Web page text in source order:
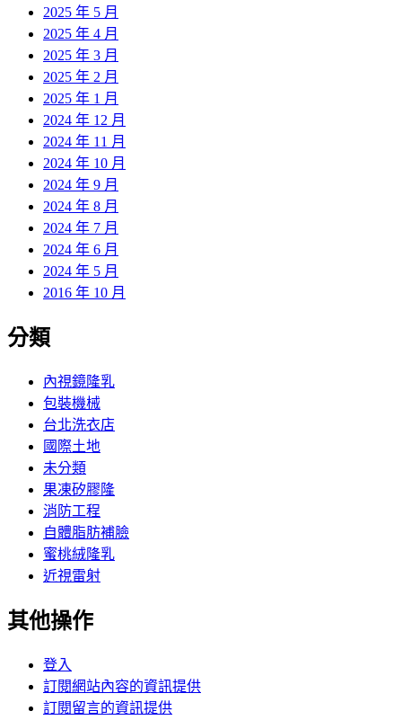
2025 年 5 月
2025 年 4 月
2025 年 3 月
2025 年 2 月
2025 年 1 月
2024 年 12 月
2024 年 11 月
2024 年 10 月
2024 年 9 月
2024 年 8 月
2024 年 7 月
2024 年 6 月
2024 年 5 月
2016 年 10 月
分類
內視鏡隆乳
包裝機械
台北洗衣店
國際土地
未分類
果凍矽膠隆
消防工程
自體脂肪補臉
蜜桃絨隆乳
近視雷射
其他操作
登入
訂閱網站內容的資訊提供
訂閱留言的資訊提供